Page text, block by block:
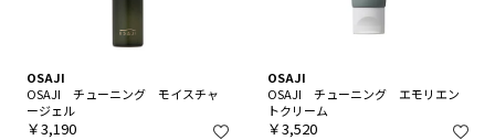
OSAJI
OSAJI チューニング モイスチャ
ージェル
￥3,190
OSAJI
OSAJI チューニング エモリエン
トクリーム
￥3,520